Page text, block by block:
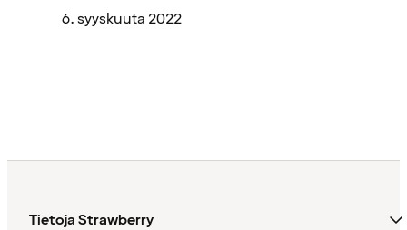
6. syyskuuta 2022
Tietoja Strawberry